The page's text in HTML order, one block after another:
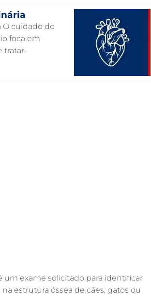
GUARULHOS
INTERNAÇÃO VETERINÁRIA 24
INTENSIVISMO VETERINÁRIO EM
FARMÁCIA VETERINÁRIA EM
O cuidado do
foca em
tratar.
um exame solicitado para identificar
estrutura óssea de cães, gatos ou